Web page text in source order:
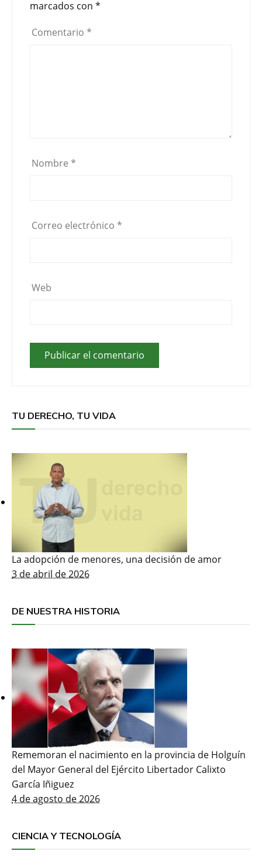
r
marcados con *
Comentario *
Nombre *
Correo electrónico *
Web
TU DERECHO, TU VIDA
La adopción de menores, una decisión de amor
3 de abril de 2026
DE NUESTRA HISTORIA
Rememoran el nacimiento en la provincia de Holguín
del Mayor General del Ejército Libertador Calixto
García Iñiguez
4 de agosto de 2026
CIENCIA Y TECNOLOGÍA